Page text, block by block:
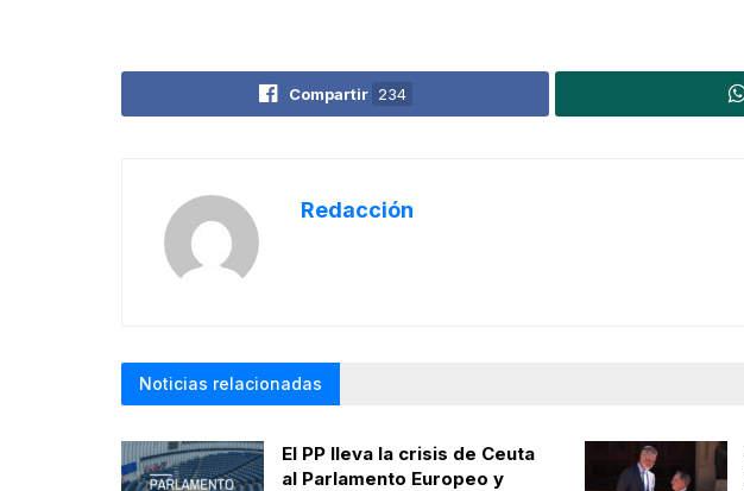
Compartir 234
Redacción
Noticias relacionadas
El PP lleva la crisis de Ceuta
al Parlamento Europeo y